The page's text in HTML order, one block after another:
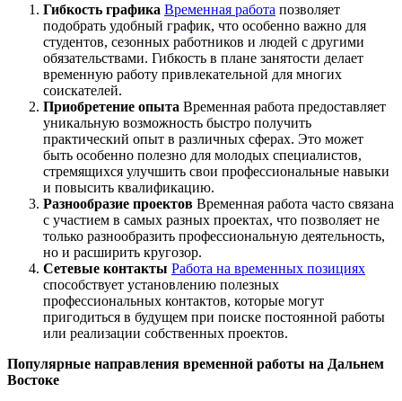
Гибкость графика Временная работа позволяет
подобрать удобный график, что особенно важно для
студентов, сезонных работников и людей с другими
обязательствами. Гибкость в плане занятости делает
временную работу привлекательной для многих
соискателей.
Приобретение опыта Временная работа предоставляет
уникальную возможность быстро получить
практический опыт в различных сферах. Это может
быть особенно полезно для молодых специалистов,
стремящихся улучшить свои профессиональные навыки
и повысить квалификацию.
Разнообразие проектов Временная работа часто связана
с участием в самых разных проектах, что позволяет не
только разнообразить профессиональную деятельность,
но и расширить кругозор.
Сетевые контакты Работа на временных позициях
способствует установлению полезных
профессиональных контактов, которые могут
пригодиться в будущем при поиске постоянной работы
или реализации собственных проектов.
Популярные направления временной работы на Дальнем
Востоке